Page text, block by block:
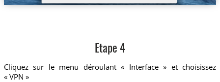
Etape 4
Cliquez sur le menu déroulant « Interface » et choisissez
« VPN »